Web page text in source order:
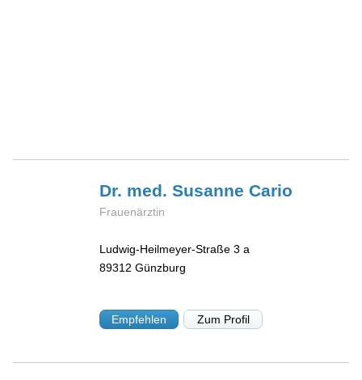
Dr. med. SusanneCario
Frauenärztin
Ludwig-Heilmeyer-Straße 3 a
89312 Günzburg
Empfehlen Zum Profil